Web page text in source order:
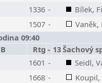
1336 -
Bílek,
1507 -
Vaněk,
09:40
Rtg - 13Šachový
1601 -
Seidl,
1668 -
Koupil,